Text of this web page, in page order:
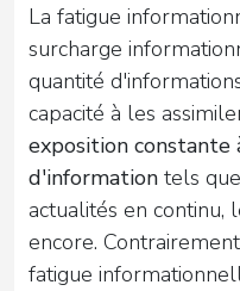
La fatigue
surcharge
quantité
capacité à les
exposition constante
d'information tels
actualités en continu,
encore.
fatigue